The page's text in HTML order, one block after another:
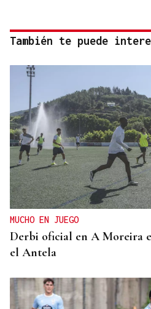
También te puede
MUCHO EN JUEGO
Derbi oficial en A Moreira
el Antela